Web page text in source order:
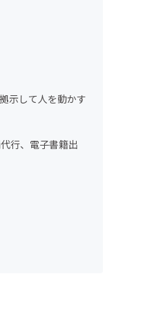
示して人を動かす
行、電子書籍出